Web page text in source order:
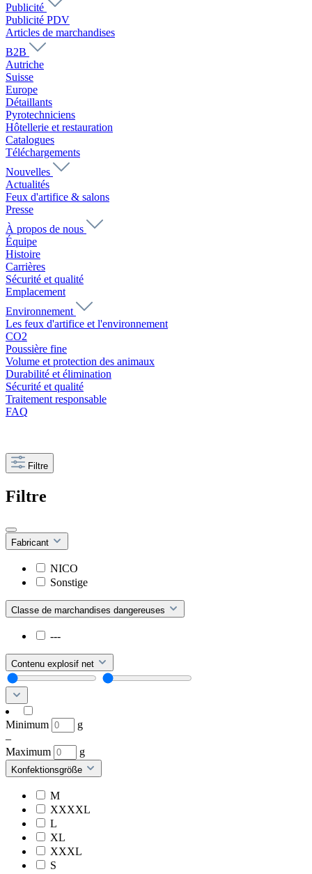
Publicité
Publicité PDV
Articles de marchandises
B2B
Autriche
Suisse
Europe
Détaillants
Pyrotechniciens
Hôtellerie et restauration
Catalogues
Téléchargements
Nouvelles
Actualités
Feux d'artifice & salons
Presse
À propos de nous
Équipe
Histoire
Carrières
Sécurité et qualité
Emplacement
Environnement
Les feux d'artifice et l'environnement
CO2
Poussière fine
Volume et protection des animaux
Durabilité et élimination
Sécurité et qualité
Traitement responsable
FAQ
Filtre
Filtre
Fabricant
NICO
Sonstige
Classe de marchandises dangereuses
---
Contenu explosif net
Minimum
g
–
Maximum
g
Konfektionsgröße
M
XXXXL
L
XL
XXXL
S